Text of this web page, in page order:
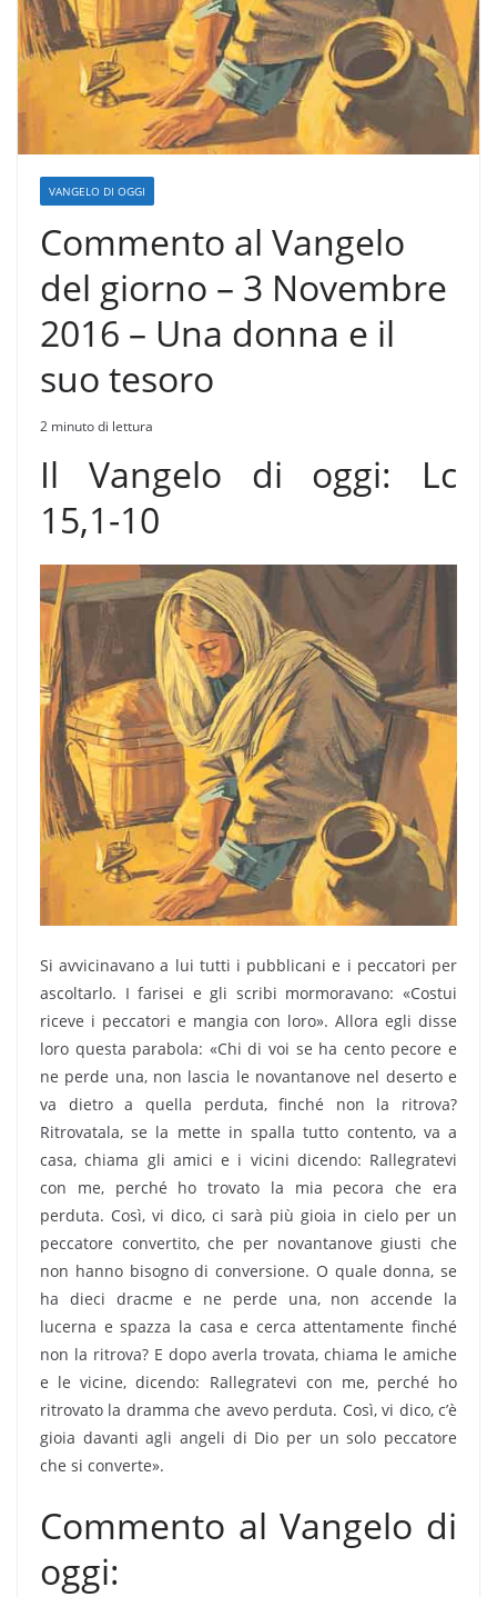
VANGELO DI OGGI
Commento al Vangelo
del giorno – 3 Novembre
2016 – Una donna e il
suo tesoro
2 minuto di lettura
Il Vangelo di oggi: Lc
15,1-10
Si avvicinavano a lui tutti i pubblicani e i peccatori per
ascoltarlo. I farisei e gli scribi mormoravano: «Costui
riceve i peccatori e mangia con loro». Allora egli disse
loro questa parabola: «Chi di voi se ha cento pecore e
ne perde una, non lascia le novantanove nel deserto e
va dietro a quella perduta, finché non la ritrova?
Ritrovatala, se la mette in spalla tutto contento, va a
casa, chiama gli amici e i vicini dicendo: Rallegratevi
con me, perché ho trovato la mia pecora che era
perduta. Così, vi dico, ci sarà più gioia in cielo per un
peccatore convertito, che per novantanove giusti che
non hanno bisogno di conversione. O quale donna, se
ha dieci dracme e ne perde una, non accende la
lucerna e spazza la casa e cerca attentamente finché
non la ritrova? E dopo averla trovata, chiama le amiche
e le vicine, dicendo: Rallegratevi con me, perché ho
ritrovato la dramma che avevo perduta. Così, vi dico, c’è
gioia davanti agli angeli di Dio per un solo peccatore
che si converte».
Commento al Vangelo di
oggi: